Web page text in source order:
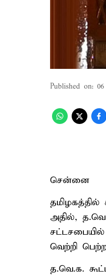
Published on:
சென்னை
தமிழகத்தில்
அதில்,
வெற்றி
த.வெ.க.